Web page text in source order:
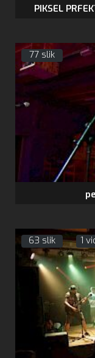
PIKSEL
77 slik
63 slik 1